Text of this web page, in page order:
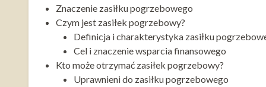
Znaczenie zasiłku pogrzebowego
Czym jest zasiłek pogrzebowy?
Definicja i charakterystyka zasiłku
Cel i znaczenie wsparcia finansowego
Kto może otrzymać zasiłek pogrzebowy?
Uprawnieni do zasiłku pogrzebowego